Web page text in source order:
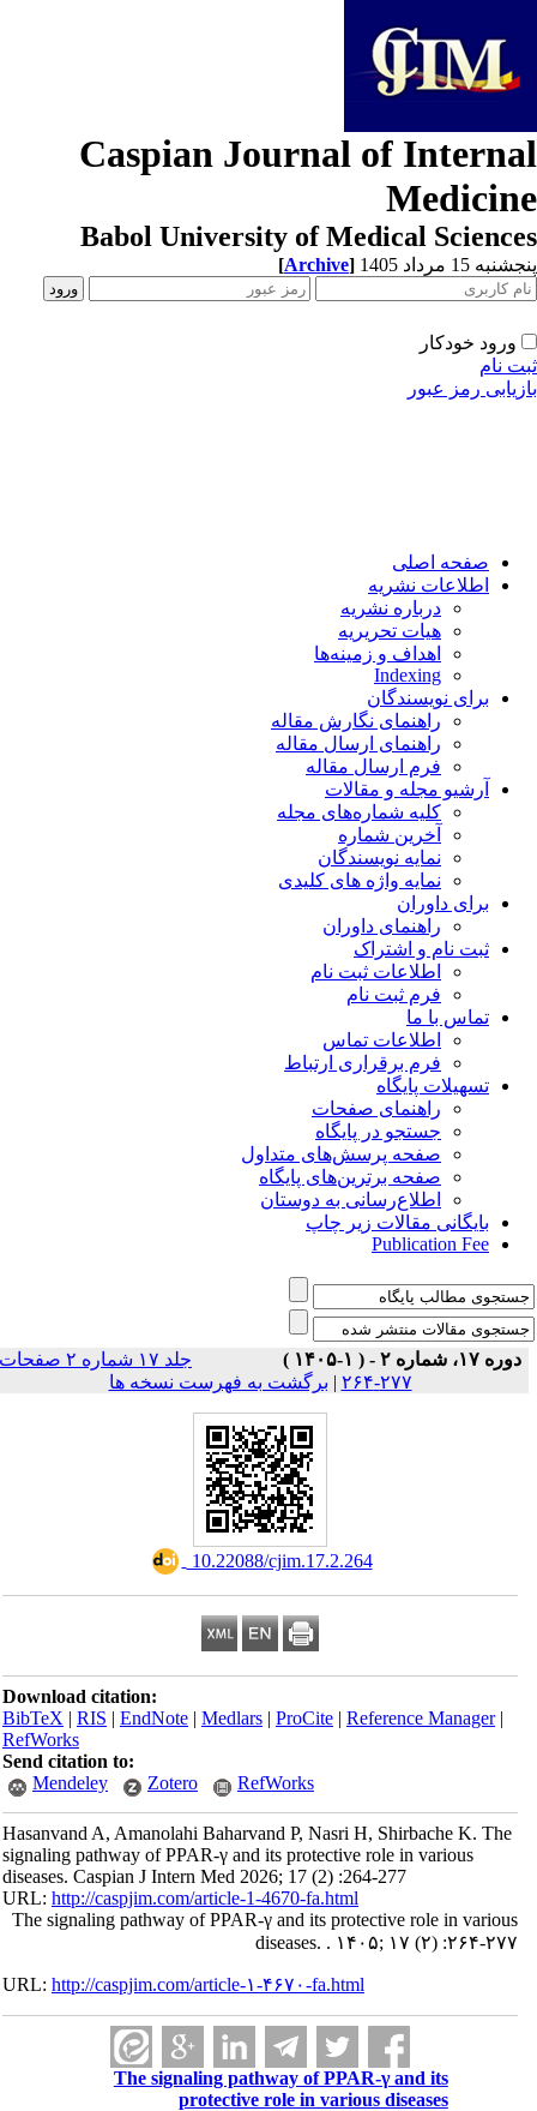
Caspian Journal of
Babol University of Medical
15 مرداد 1405 [Archive]
ورود خودکار
نام
رمز عبور
صفحه اصلی
اطلاعات نشریه
درباره نشریه
هیات تحریریه
اهداف و زمینه‌ها
Indexing
برای نویسندگان
راهنمای نگارش مقاله
راهنمای ارسال مقاله
فرم ارسال مقاله
آرشیو مجله و مقالات
کلیه شماره‌های مجله
آخرین شماره
نمایه نویسندگان
نمایه واژه های کلیدی
برای داوران
راهنمای داوران
ثبت نام و اشتراک
اطلاعات ثبت نام
فرم ثبت نام
تماس با ما
اطلاعات تماس
فرم برقراری ارتباط
تسهیلات پایگاه
راهنمای صفحات
جستجو در پایگاه
صفحه پرسش‌های متداول
صفحه برترین‌های پایگاه
اطلاع‌رسانی به دوستان
بایگانی مقالات زیر چاپ
Publication Fee
دوره ۱۷، شماره ۲ - ( ۱-۱۴۰۵ )
جلد ۱۷ شماره ۲ صفحات
۲۷۷-۲۶۴
|برگشت به فهرست نسخه ها
‎ 10.22088/cjim.17.2.264
Download citation:
BibTeX|RIS|EndNote|Medlars|ProCite|Reference Manager
RefWorks
Send citation to:
Mendeley
Zotero RefWorks
Hasanvand A, Amanolahi Baharvand P, Nasri H, Shirbache K. The
signaling pathway of PPAR-γ and its protective role in various
diseases. Caspian J Intern Med 2026; 17 (2) :264-277
URL:http://caspjim.com/article-1-4670-fa.html
The signaling pathway of PPAR-γ and its protective role in various
diseases. . ۱۴۰۵; ۱۷ (۲) :۲۶۴-۲۷۷
URL:http://caspjim.com/article-۱-۴۶۷۰-fa.html
The signaling pathway of PPAR-γ and its
protective role in various diseases